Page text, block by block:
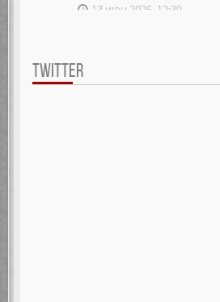
13 июн 2026, 12:39
TWITTER